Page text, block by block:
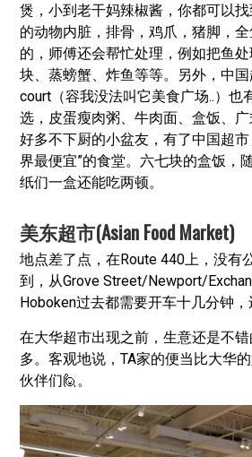
煲，小到老干妈辣椒酱，你都可以
的动物内脏，排骨，鸡爪，猪脚，
的，师傅还会帮忙处理，例如把鱼
块、蒸螃蟹、炸鱼等等。另外，中
court（容我没法叫它美食广场..）也
选，皮蛋瘦肉粥、牛肉面、盒饭、
好多不下厨的小盆友，有了中国超
界最便宜”的食堂。六七块的盒饭，
纸们一盒还能吃两顿。
美东超市(Asian Food Market)
地点差了点，在Route 440上，没有
到，从Grove Street/Newport/
Hoboken过去都需要开车十几分钟，
在大华超市出现之前，生意还是不
多。客观地说，TA家的便当比大华
伙伴们🙋。